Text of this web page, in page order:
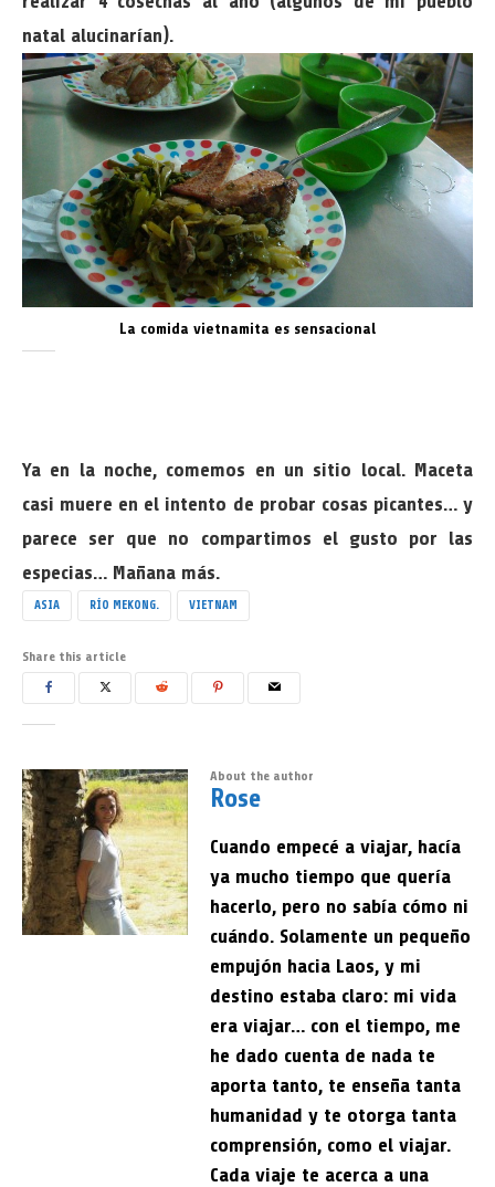
natal alucinarían).
La comida vietnamita es sensacional
Ya en la noche, comemos en un sitio local. Maceta
casi muere en el intento de probar cosas picantes… y
parece ser que no compartimos el gusto por las
especias… Mañana más.
ASIA RÍO MEKONG. VIETNAM
Share this article
About the author
Rose
Cuando empecé a viajar, hacía
ya mucho tiempo que quería
hacerlo, pero no sabía cómo ni
cuándo. Solamente un pequeño
empujón hacia Laos, y mi
destino estaba claro: mi vida
era viajar… con el tiempo, me
he dado cuenta de nada te
aporta tanto, te enseña tanta
humanidad y te otorga tanta
comprensión, como el viajar.
Cada viaje te acerca a una